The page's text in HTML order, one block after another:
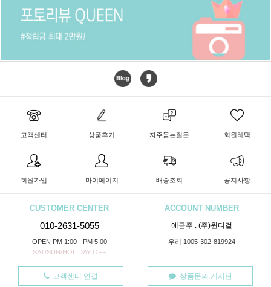
고객센터 상품후기 자주묻는질문 회원혜택
회원가입 마이페이지 배송조회 공지사항
CUSTOMER CENTER
010-2631-5055
OPEN PM 1:00 - PM 5:00
SAT/SUN/HOLIDAY OFF
ACCOUNT NUMBER
예금주 : (주)윈디걸
우리 1005-302-819924
고객센터 연결 상품문의 게시판